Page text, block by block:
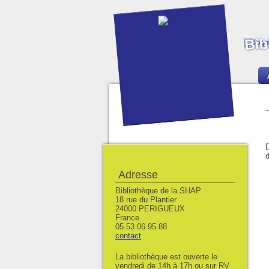
Adresse
Bibliothèque de la SHAP
18 rue du Plantier
24000 PERIGUEUX
France
05 53 06 95 88
contact
La bibliothèque est ouverte le
vendredi de 14h à 17h ou sur RV